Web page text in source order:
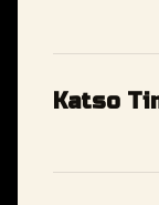
Katso